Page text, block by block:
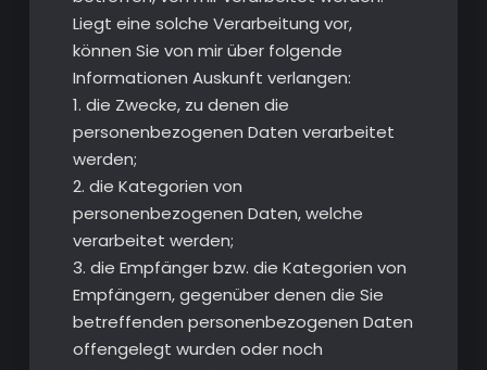
Liegt eine solche Verarbeitung vor,
können Sie von mir über folgende
Informationen Auskunft verlangen:
1. die Zwecke, zu denen die
personenbezogenen Daten verarbeitet
werden;
2. die Kategorien von
personenbezogenen Daten, welche
verarbeitet werden;
3. die Empfänger bzw. die Kategorien von
Empfängern, gegenüber denen die Sie
betreffenden personenbezogenen Daten
offengelegt wurden oder noch